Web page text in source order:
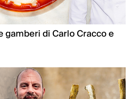
gamberi di Carlo Cracco e